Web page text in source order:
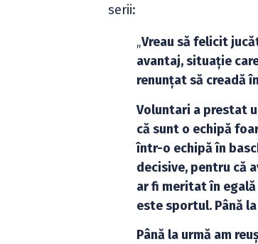
serii:
„Vreau să felicit
avantaj, situație
renunțat să creadă
Voluntari a prestat
că sunt o echipă
într-o echipă în
decisive, pentru că
ar fi meritat în egală
este sportul. Până
Până la urmă am